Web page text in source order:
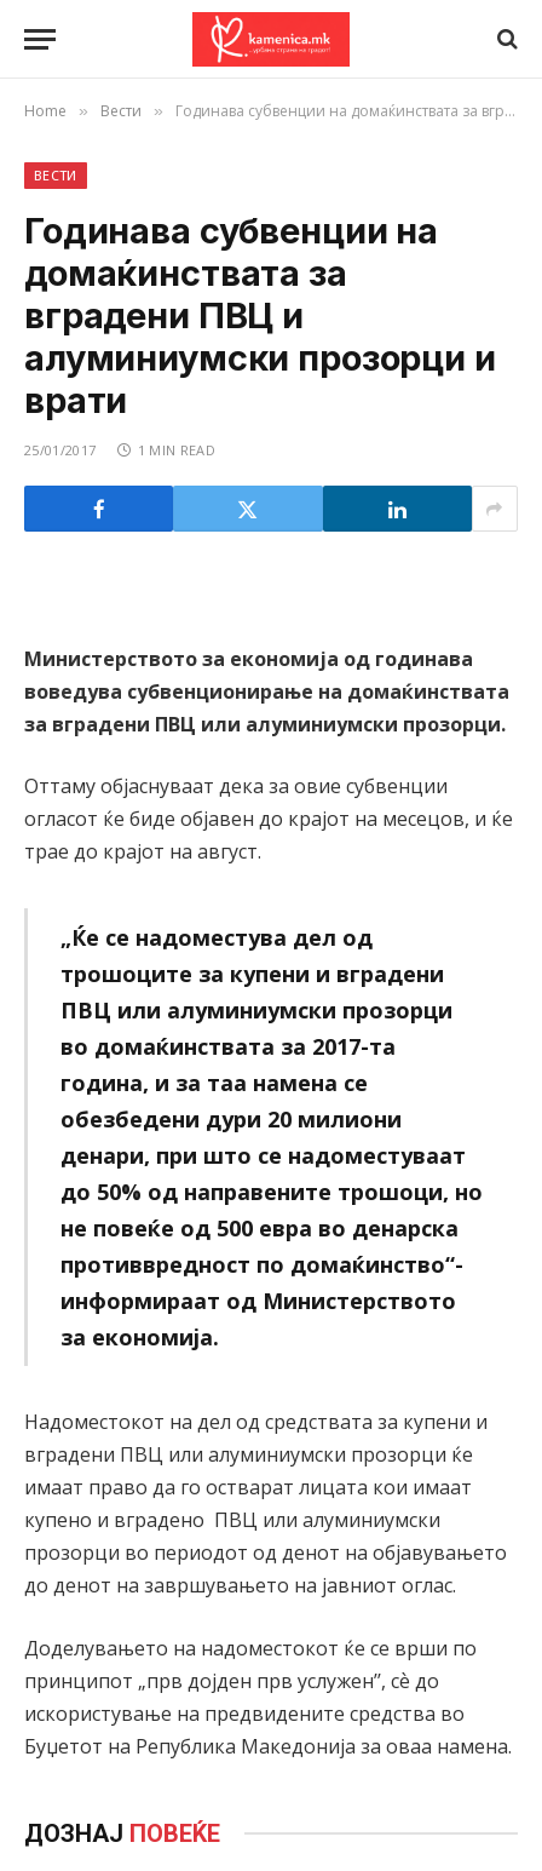
Home » Вести » Годинава субвенции на домаќинствата за вградени ПВЦ и алуминиумски прозорци и врати
ВЕСТИ
Годинава субвенции на
домаќинствата за
вградени ПВЦ и
алуминиумски прозорци и
врати
25/01/2017 1 MIN READ
Министерството за економија од годинава
воведува субвенционирање на домаќинствата
за вградени ПВЦ или алуминиумски прозорци.
Оттаму објаснуваат дека за овие субвенции
огласот ќе биде објавен до крајот на месецов, и ќе
трае до крајот на август.
„Ќе се надоместува дел од
трошоците за купени и вградени
ПВЦ или алуминиумски прозорци
во домаќинствата за 2017-та
година, и за таа намена се
обезбедени дури 20 милиони
денари, при што се надоместуваат
до 50% од направените трошоци, но
не повеќе од 500 евра во денарска
противвредност по домаќинство“-
информираат од Министерството
за економија.
Надоместокот на дел од средствата за купени и
вградени ПВЦ или алуминиумски прозорци ќе
имаат право да го остварат лицата кои имаат
купено и вградено ПВЦ или алуминиумски
прозорци во периодот од денот на објавувањето
до денот на завршувањето на јавниот оглас.
Доделувањето на надоместокот ќе се врши по
принципот „прв дојден прв услужен’’, сѐ до
искористување на предвидените средства во
Буџетот на Република Македонија за оваа намена.
ДОЗНАЈ ПОВЕЌЕ